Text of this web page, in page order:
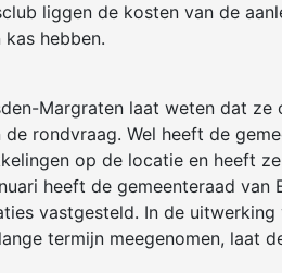
liggen de kosten van de
hebben.
Margraten laat weten dat
rondvraag. Wel heeft de
op de locatie en heeft
heeft de gemeenteraad
vastgesteld. In de
termijn meegenomen, laat